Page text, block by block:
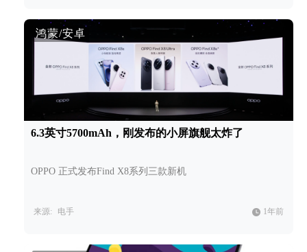
鸿蒙/安卓
6.3英寸5700mAh，刚发布的小屏旗舰太炸了
OPPO 正式发布Find X8系列三款新机
来源: 电手 1年前